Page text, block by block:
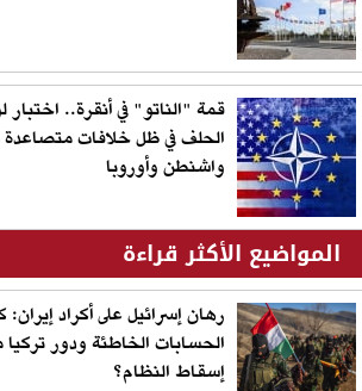
قمة "الناتو" في أنقرة.. اختبار
الحلف في ظل خلافات متصاعدة
واشنطن وأوروبا
المواضيع الأكثر قراءة
رهان إسرائيل على أكراد
الحسابات الخاطئة ودور
إسقاط النظام؟